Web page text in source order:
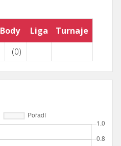
Body Liga
Turnaje
(0)